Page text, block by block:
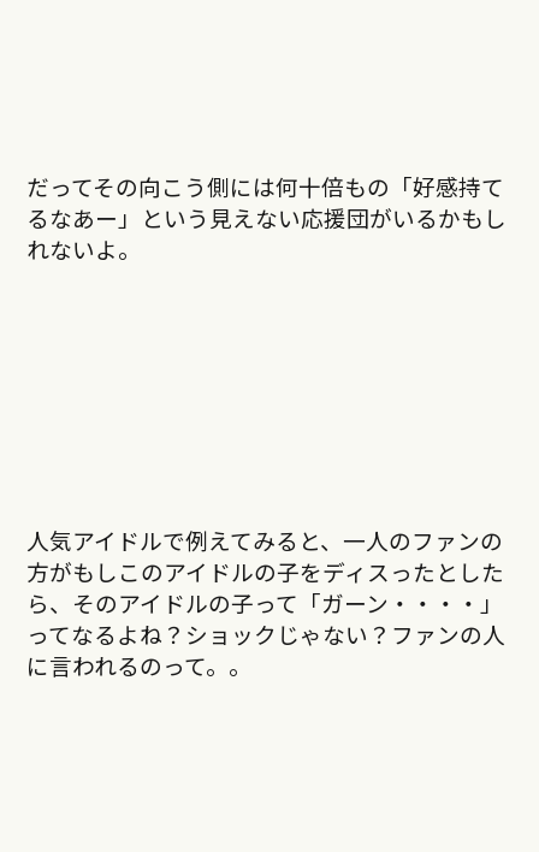
だってその向こう側には何十倍もの「好感持て
るなあー」という見えない応援団がいるかもし
れないよ。
人気アイドルで例えてみると、一人のファンの
方がもしこのアイドルの子をディスったとした
ら、そのアイドルの子って「ガーン・・・・」
ってなるよね？ショックじゃない？ファンの人
に言われるのって。。